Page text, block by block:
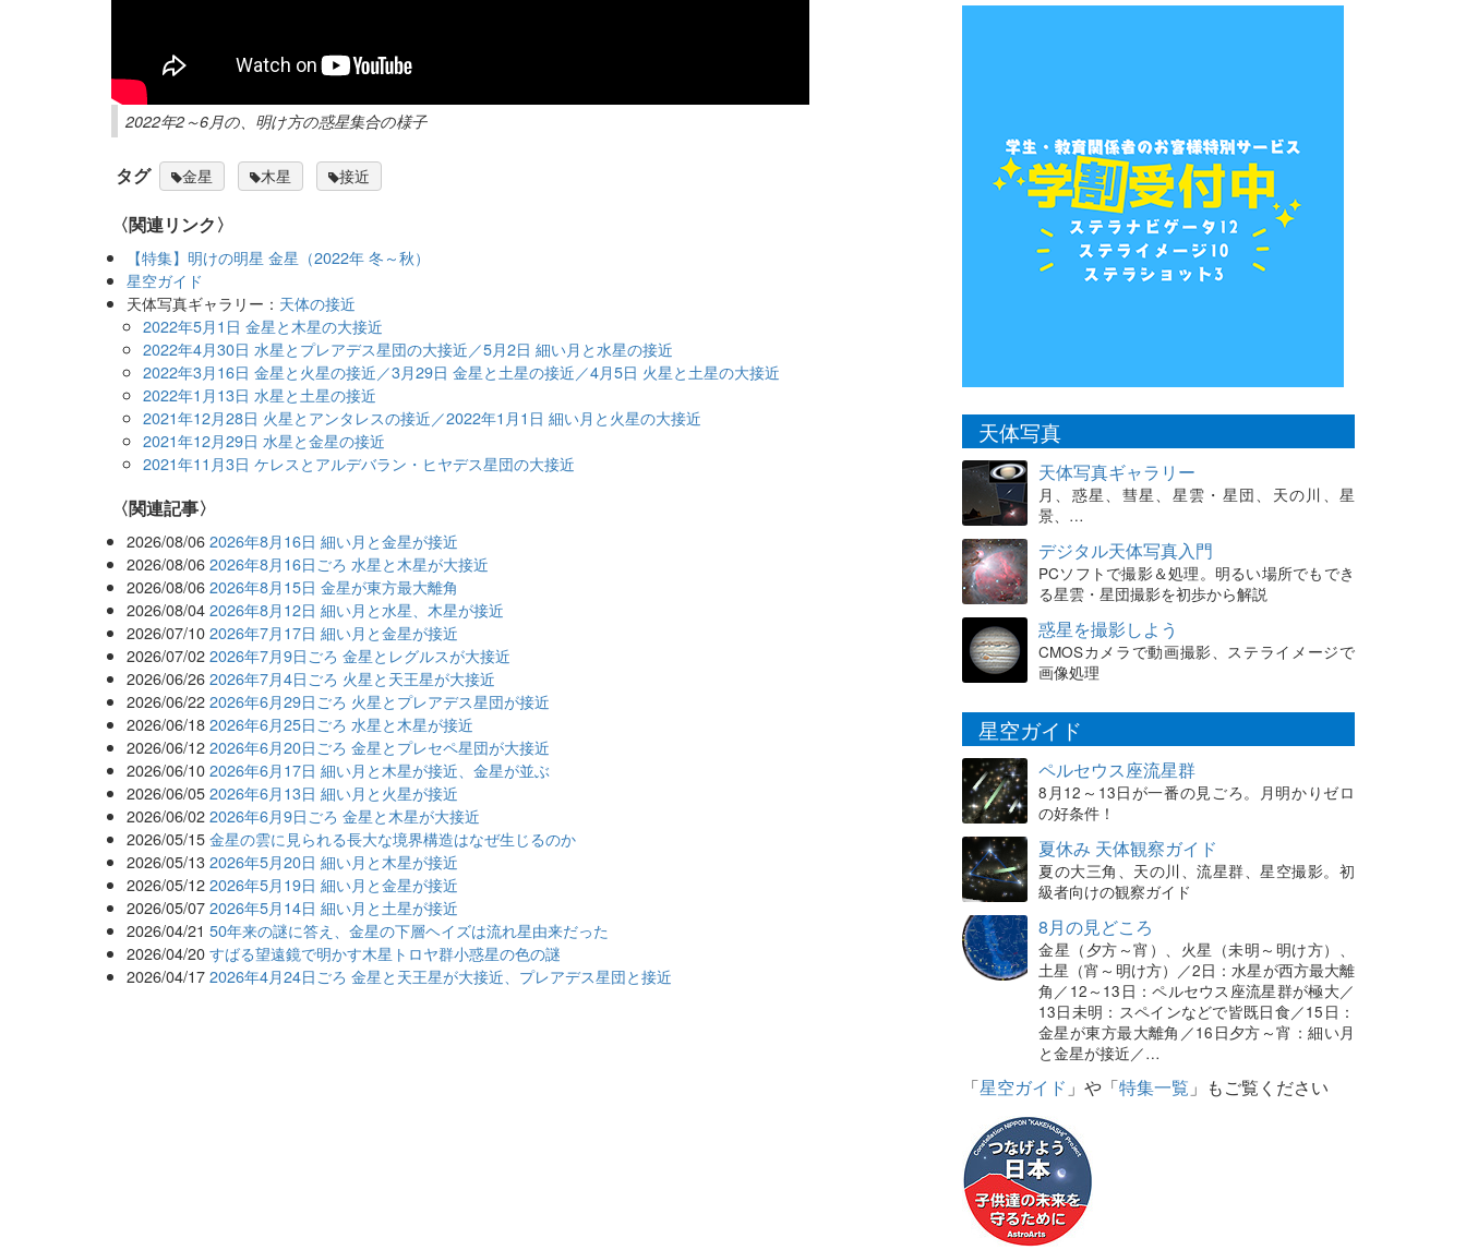
2022年2～6月の、明け方の惑星集合の様子
タグ 金星 木星 接近
〈関連リンク〉
【特集】明けの明星 金星（2022年 冬～秋）
星空ガイド
天体写真ギャラリー： 天体の接近
2022年5月1日 金星と木星の大接近
2022年4月30日 水星とプレアデス星団の大接近／5月2日 細い月と水星の接近
2022年3月16日 金星と火星の接近／3月29日 金星と土星の接近／4月5日 火星と土星の大接近
2022年1月13日 水星と土星の接近
2021年12月28日 火星とアンタレスの接近／2022年1月1日 細い月と火星の大接近
2021年12月29日 水星と金星の接近
2021年11月3日 ケレスとアルデバラン・ヒヤデス星団の大接近
関連記事
2026/08/06 2026年8月16日 細い月と金星が接近
2026/08/06 2026年8月16日ごろ 水星と木星が大接近
2026/08/06 2026年8月15日 金星が東方最大離角
2026/08/04 2026年8月12日 細い月と水星、木星が接近
2026/07/10 2026年7月17日 細い月と金星が接近
2026/07/02 2026年7月9日ごろ 金星とレグルスが大接近
2026/06/26 2026年7月4日ごろ 火星と天王星が大接近
2026/06/22 2026年6月29日ごろ 火星とプレアデス星団が接近
2026/06/18 2026年6月25日ごろ 水星と木星が接近
2026/06/12 2026年6月20日ごろ 金星とプレセペ星団が大接近
2026/06/10 2026年6月17日 細い月と木星が接近、金星が並ぶ
2026/06/05 2026年6月13日 細い月と火星が接近
2026/06/02 2026年6月9日ごろ 金星と木星が大接近
2026/05/15 金星の雲に見られる長大な境界構造はなぜ生じるのか
2026/05/13 2026年5月20日 細い月と木星が接近
2026/05/12 2026年5月19日 細い月と金星が接近
2026/05/07 2026年5月14日 細い月と土星が接近
2026/04/21 50年来の謎に答え、金星の下層ヘイズは流れ星由来だった
2026/04/20 すばる望遠鏡で明かす木星トロヤ群小惑星の色の謎
2026/04/17 2026年4月24日ごろ 金星と天王星が大接近、プレアデス星団と接近
天体写真
天体写真ギャラリー
月、惑星、彗星、星雲・星団、天の川、星
景、…
デジタル天体写真入門
PCソフトで撮影＆処理。明るい場所でもでき
る星雲・星団撮影を初歩から解説
惑星を撮影しよう
CMOSカメラで動画撮影、ステライメージで
画像処理
星空ガイド
ペルセウス座流星群
8月12～13日が一番の見ごろ。月明かりゼロ
の好条件！
夏休み 天体観察ガイド
夏の大三角、天の川、流星群、星空撮影。初
級者向けの観察ガイド
8月の見どころ
金星（夕方～宵）、火星（未明～明け方）、
土星（宵～明け方）／2日：水星が西方最大離
角／12～13日：ペルセウス座流星群が極大／
13日未明：スペインなどで皆既日食／15日：
金星が東方最大離角／16日夕方～宵：細い月
と金星が接近／…
「星空ガイド 」や「特集一覧 」もご覧ください